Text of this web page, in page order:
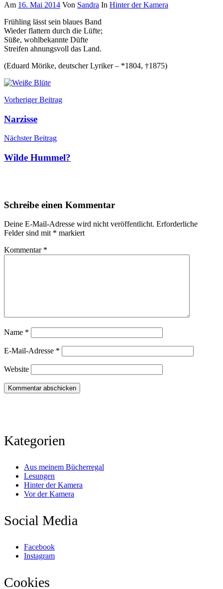
Am 16. Mai 2014 Von Sandra In Hinter der Kamera
Frühling lässt sein blaues Band
Wieder flattern durch die Lüfte;
Süße, wohlbekannte Düfte
Streifen ahnungsvoll das Land.
(Eduard Mörike, deutscher Lyriker – *1804, †1875)
Beitragsnavigation
Vorheriger Beitrag
Narzisse
Nächster Beitrag
Wilde Hummel?
Schreibe einen Kommentar
Deine E-Mail-Adresse wird nicht veröffentlicht. Erforderliche
Felder sind mit * markiert
Kommentar *
Name *
E-Mail-Adresse *
Website
Kategorien
Aus meinem Bücherregal
Lesungen
Hinter der Kamera
Vor der Kamera
Social Media
Facebook
Instagram
Cookies